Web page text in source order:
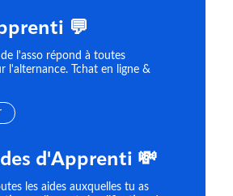
💬
l'asso répond à toutes
l'alternance. Tchat en ligne &
d'Apprenti 💸
les aides auxquelles tu as